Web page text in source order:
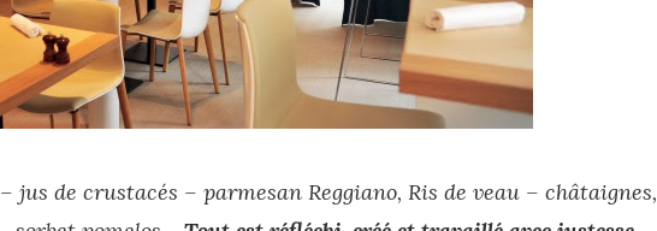
jus de crustacés – parmesan Reggiano, Ris de veau – châtaignes,